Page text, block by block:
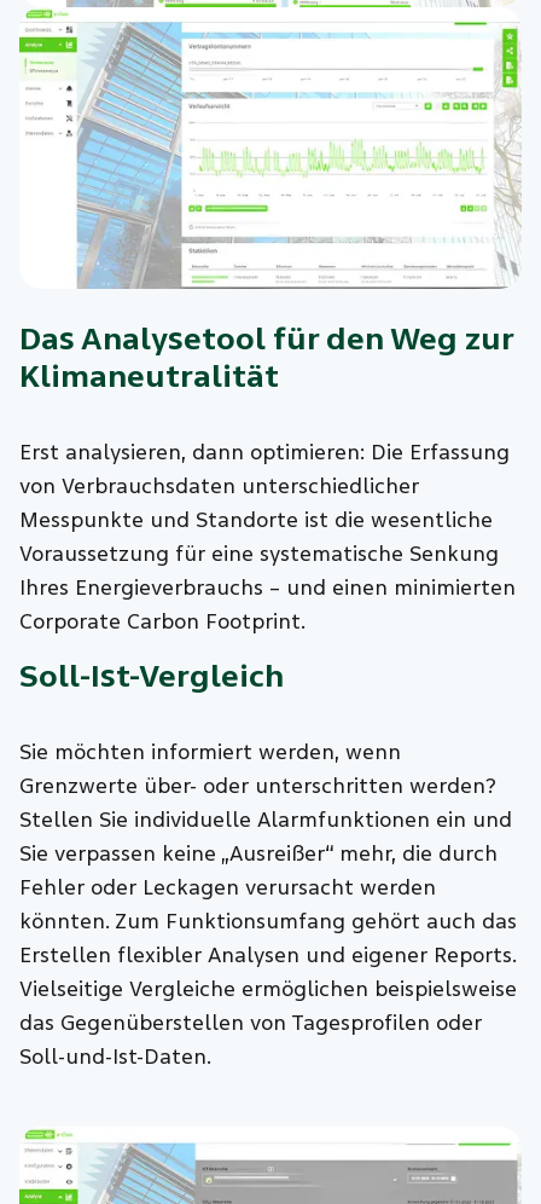
Das Analysetool für den Weg zur
Klimaneutralität
Erst analysieren, dann optimieren: Die Erfassung
von Verbrauchsdaten unterschiedlicher
Messpunkte und Standorte ist die wesentliche
Voraussetzung für eine systematische Senkung
Ihres Energieverbrauchs – und einen minimierten
Corporate Carbon Footprint.
Soll-Ist-Vergleich
Sie möchten informiert werden, wenn
Grenzwerte über- oder unterschritten werden?
Stellen Sie individuelle Alarmfunktionen ein und
Sie verpassen keine „Ausreißer“ mehr, die durch
Fehler oder Leckagen verursacht werden
könnten. Zum Funktionsumfang gehört auch das
Erstellen flexibler Analysen und eigener Reports.
Vielseitige Vergleiche ermöglichen beispielsweise
das Gegenüberstellen von Tagesprofilen oder
Soll-und-Ist-Daten.